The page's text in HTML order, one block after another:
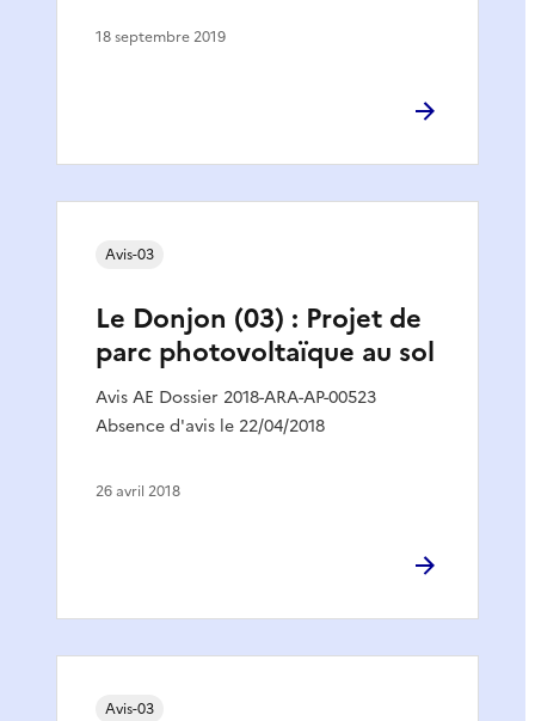
18 septembre 2019
Le Donjon (03) : Projet de
parc photovoltaïque au sol
Avis AE Dossier 2018-ARA-AP-00523
Absence d'avis le 22/04/2018
Avis-03
26 avril 2018
Avis-03